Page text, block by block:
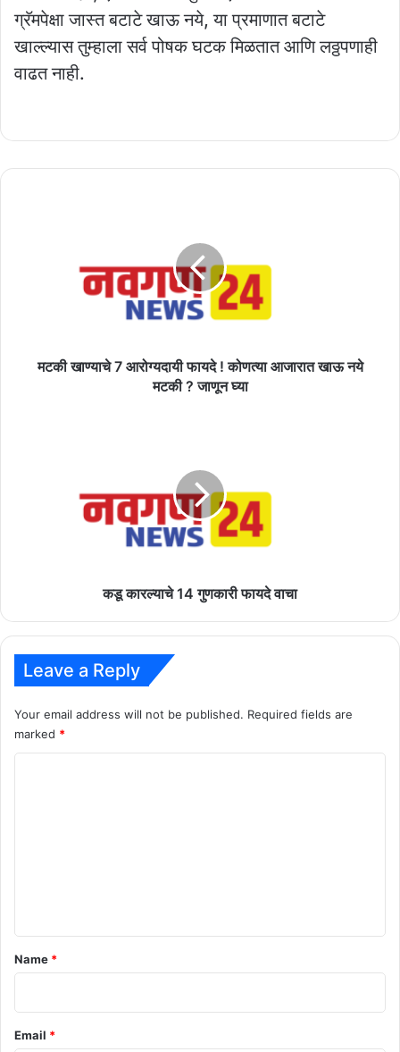
ग्रॅमपेक्षा जास्त बटाटे खाऊ नये, या प्रमाणात बटाटे
खाल्ल्यास तुम्हाला सर्व पोषक घटक मिळतात आणि लठ्ठपणाही
वाढत नाही.
मटकी खाण्याचे 7 आरोग्यदायी फायदे ! कोणत्या आजारात खाऊ नये
मटकी ? जाणून घ्या
कडू कारल्याचे 14 गुणकारी फायदे वाचा
Leave a Reply
Your email address will not be published. Required fields are
marked *
*
Name *
Email *